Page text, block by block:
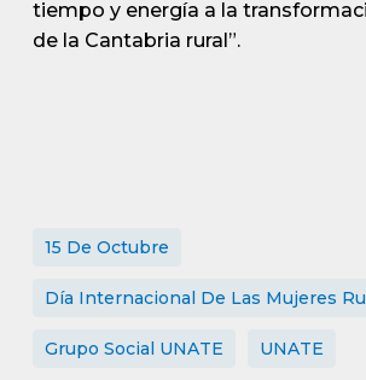
tiempo y energía a la
de la Cantabria rural”.
15 De Octubre
Día Internacional De Las Mujeres
Grupo Social UNATE UNATE